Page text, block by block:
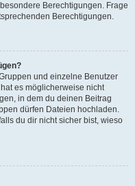
Berechtigungen. Frage
Berechtigungen.
und einzelne Benutzer
es möglicherweise nicht
in dem du deinen Beitrag
dürfen Dateien hochladen.
du dir nicht sicher bist, wieso